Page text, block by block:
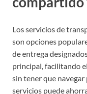
Los servicios de
son opciones
de entrega
principal, facilitando
sin tener que
servicios puede